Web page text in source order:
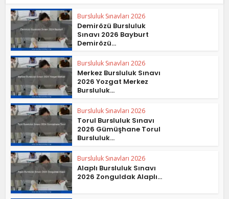
Bursluluk Sınavları 2026
Demirözü Bursluluk
Sınavı 2026 Bayburt
Demirözü...
Bursluluk Sınavları 2026
Merkez Bursluluk Sınavı
2026 Yozgat Merkez
Bursluluk...
Bursluluk Sınavları 2026
Torul Bursluluk Sınavı
2026 Gümüşhane Torul
Bursluluk...
Bursluluk Sınavları 2026
Alaplı Bursluluk Sınavı
2026 Zonguldak Alaplı...